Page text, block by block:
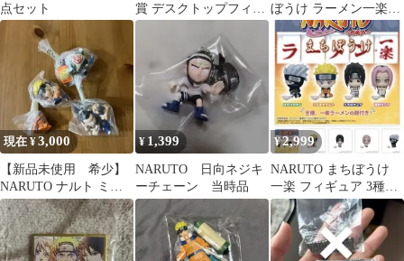
点セット
賞 デスクトップフィギ
ュア 4個セット
ぼうけ ラーメン一楽の
場合 第2弾 全5種セット
現在 ¥3,000
【新品未使用 希少】
NARUTO ナルト ミニ
フィギュア キーホルダ
ー 平成物
¥ 1,399
NARUTO 日向ネジキ
ーチェーン 当時品
¥2,999
NARUTO まちぼうけ
一楽 フィギュア 3種セ
ット